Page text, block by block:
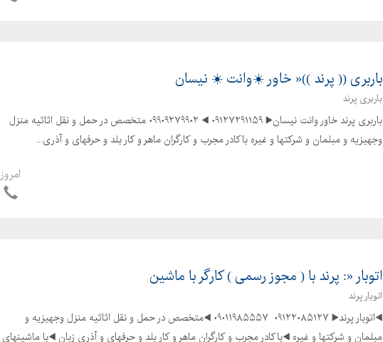
باربری (( پرند ))« خاور ☀️وانت ☀️ نیسان
باربری پرند
️باربری پرند خاور وانت نیسان▶️ ۰۹۱۲۷۲۹۱۱۵۹ ◀️ ۰۹۹۰۹۲۷۹۹۰۲ ️متخصص در حمل و نقل اثاثیه منزل
وجهیزیه و مبلمان و شرکتها و غیره ️باکادر مجرب و کارگران ماهر و کار بلد و حرفهای و آذری...
امروز
اتوبار «: پرند با ( مجوز رسمی ) کارگر با ماشین
اتوبار پرند
◀️اتوبار پرند▶️ ۰۹۱۲۲۰۸۵۱۲۷ ️ ۰۹۰۱۱۹۸۵۵۵۷ ◀️متخصص در حمل و نقل اثاثیه منزل وجهیزیه و
مبلمان و شرکتها و غیره ◀️باکادر مجرب و کارگران ماهر و کار بلد و حرفهای و آذری زبان ◀️با ماشینهای